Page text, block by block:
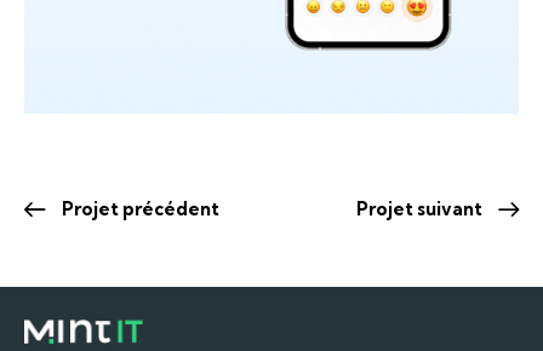
Projet précédent Projet suivant